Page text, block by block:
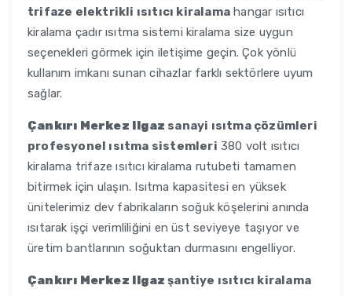
trifaze elektrikli ısıtıcı kiralama hangar ısıtıcı
kiralama çadır ısıtma sistemi kiralama size uygun
seçenekleri görmek için iletişime geçin. Çok yönlü
kullanım imkanı sunan cihazlar farklı sektörlere uyum
sağlar.
Çankırı Merkez Ilgaz sanayi ısıtma çözümleri
profesyonel ısıtma sistemleri 380 volt ısıtıcı
kiralama trifaze ısıtıcı kiralama rutubeti tamamen
bitirmek için ulaşın. Isıtma kapasitesi en yüksek
ünitelerimiz dev fabrikaların soğuk köşelerini anında
ısıtarak işçi verimliliğini en üst seviyeye taşıyor ve
üretim bantlarının soğuktan durmasını engelliyor.
Çankırı Merkez Ilgaz şantiye ısıtıcı kiralama